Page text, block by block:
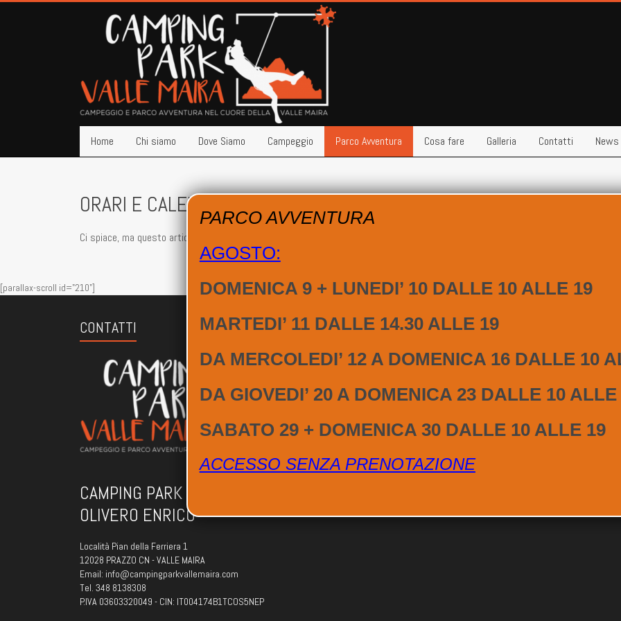
Home Chi siamo Dove Siamo Campeggio Parco Avventura Cosa fare Galleria Contatti News
ORARI E CALENDARIO
Ci spiace, ma questo articolo è disponibile soltanto in
[parallax-scroll id="210"]
CONTATTI
CAMPING PARK VALLE MAIRA DI
OLIVERO ENRICO
Località Pian della Ferriera 1
12028 PRAZZO CN - VALLE MAIRA
Email: info@campingparkvallemaira.com
Tel. 348 8138308
P.IVA 03603320049 - CIN: IT004174B1TCOS5NEP
DOVE SIAMO
PARCO AVVENTURA
AGOSTO:
DOMENICA 9 + LUNEDI’ 10 DALLE 10 ALLE 19
MARTEDI’ 11 DALLE 14.30 ALLE 19
DA MERCOLEDI’ 12 A DOMENICA 16 DALLE 10
DA GIOVEDI’ 20 A DOMENICA 23 DALLE 10 ALLE
SABATO 29 + DOMENICA 30 DALLE 10 ALLE 19
ACCESSO SENZA PRENOTAZIONE